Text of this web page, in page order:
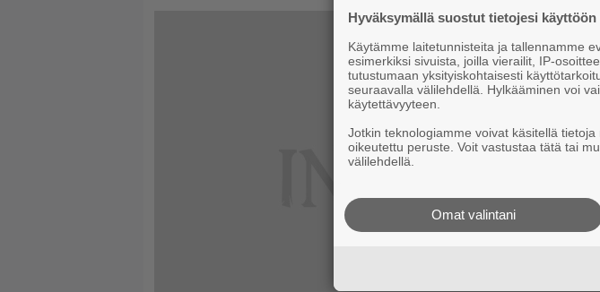
Hyväksymällä suostut tietojesi käyttöön
Käytämme laitetunnisteita ja tallennamme
esimerkiksi sivuista, joilla vierailit, IP-
tutustumaan yksityiskohtaisesti
seuraavalla välilehdellä. Hylkääminen voi
käytettävyyteen.
Jotkin teknologiamme voivat käsitellä
oikeutettu peruste. Voit vastustaa tätä tai
välilehdellä.
Omat valintani